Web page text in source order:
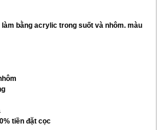
bằng acrylic trong suốt và nhôm. màu
tiền đặt cọc